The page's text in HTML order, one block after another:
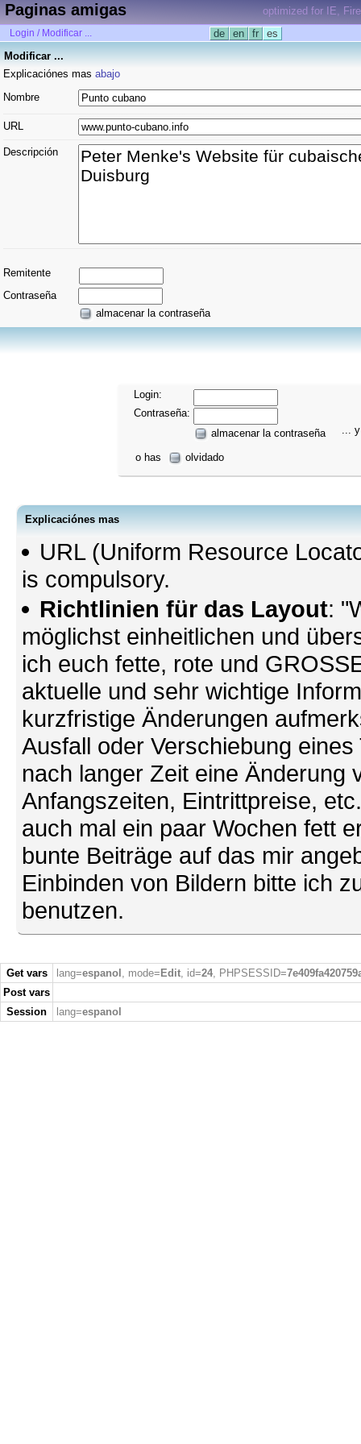
Paginas amigas optimized for IE,
Login / Modificar ... de en fr
es
Modificar ...
Explicaciónes mas abajo
Nombre
URL
Descripción
Remitente
Contraseña
almacenar la contraseña
Login:
Contraseña:
almacenar la contraseña
o has
olvidado
...
Explicaciónes mas
URL (Uniform Resource
is compulsory.
Richtlinien für das Layout:
möglichst einheitlichen und
ich euch fette, rote und
aktuelle und sehr wichtige
kurzfristige Änderungen
Ausfall oder Verschiebung
nach langer Zeit eine Änderung
Anfangszeiten, Eintrittpreise,
auch mal ein paar Wochen fett
bunte Beiträge auf das mir
Einbinden von Bildern bitte ich
benutzen.
Get vars lang=espanol , mode= Edit, id=24, PHPSESSID=
Post vars
Session
lang=espanol